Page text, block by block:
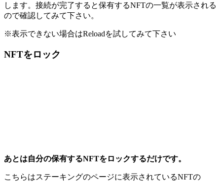
します。接続が完了すると保有するNFTの一覧が表示される
ので確認してみて下さい。
※表示できない場合はReloadを試してみて下さい
NFTをロック
あとは自分の保有するNFTをロックするだけです。
こちらはステーキングのページに表示されているNFTの